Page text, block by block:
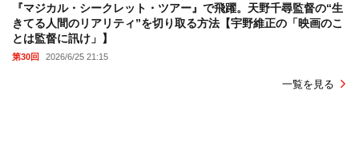
『マジカル・シークレット・ツアー』で飛躍。天野千尋監督の“生
きてる人間のリアリティ”を切り取る方法【宇野維正の「映画のこ
とは監督に訊け」】
第30回 2026/6/25 21:15
一覧を見る